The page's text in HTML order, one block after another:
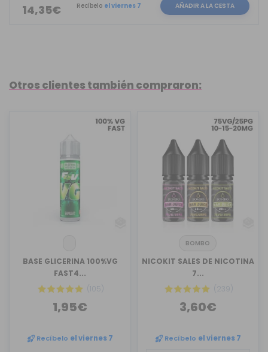
14,35€ Recíbelo el viernes 7 AÑADIR A LA CESTA
Otros clientes también compraron:
BASE GLICERINA 100%VG
FAST4...
(105)
1,95€
Recíbelo el viernes 7
BOMBO
NICOKIT SALES DE NICOTINA
7...
(239)
3,60€
Recíbelo el viernes 7